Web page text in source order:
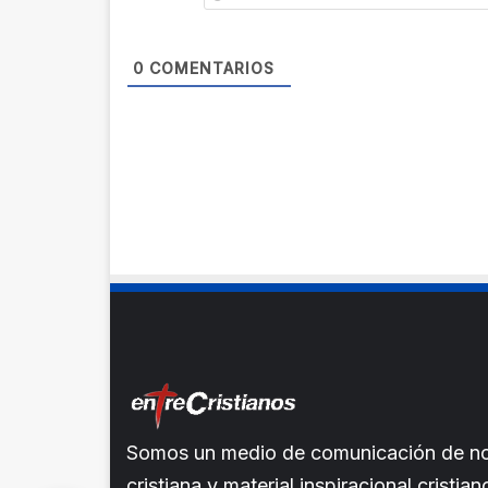
0 COMENTARIOS
Somos un medio de comunicación de